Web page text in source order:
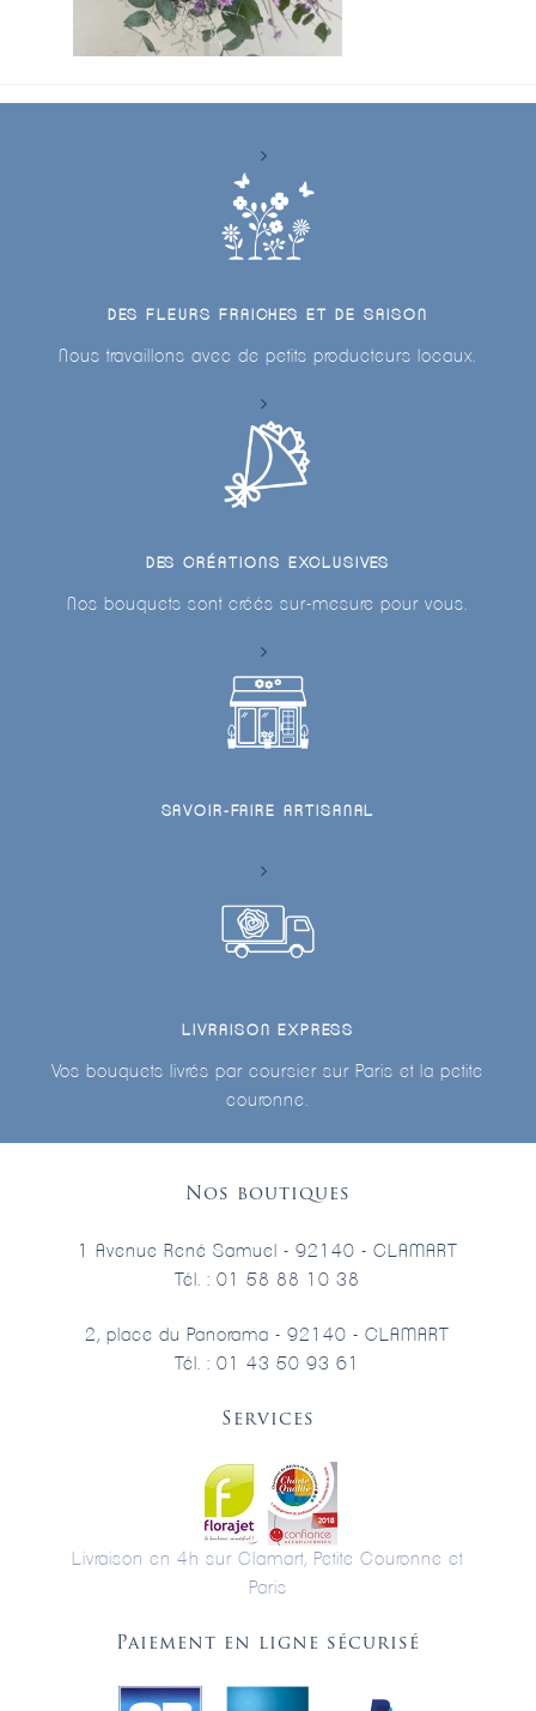
DES FLEURS FRAICHES ET DE SAISON
Nous travaillons avec de petits producteurs locaux.
DES CRÉATIONS EXCLUSIVES
Nos bouquets sont créés sur-mesure pour vous.
SAVOIR-FAIRE ARTISANAL
LIVRAISON EXPRESS
Vos bouquets livrés par coursier sur Paris et la petite
couronne.
Nos boutiques
1 Avenue René Samuel - 92140 - CLAMART
Tél. : 01 58 88 10 38
2, place du Panorama - 92140 - CLAMART
Tél. : 01 43 50 93 61
Services
Livraison en 4h sur Clamart, Petite Couronne et
Paris
Paiement en ligne sécurisé